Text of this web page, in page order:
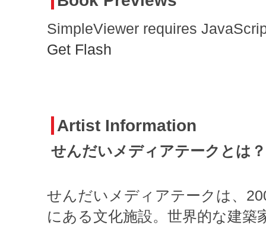
SimpleViewer requires
Get Flash
Artist Information
せんだいメディアテークとは？
せんだいメディアテークは、
にある文化施設。世界的な建築